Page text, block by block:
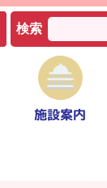
検索
施設案内